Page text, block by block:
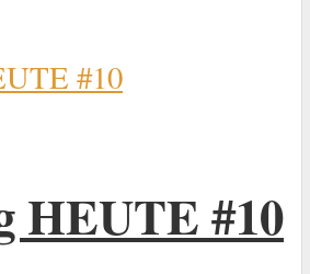
HEUTE #10